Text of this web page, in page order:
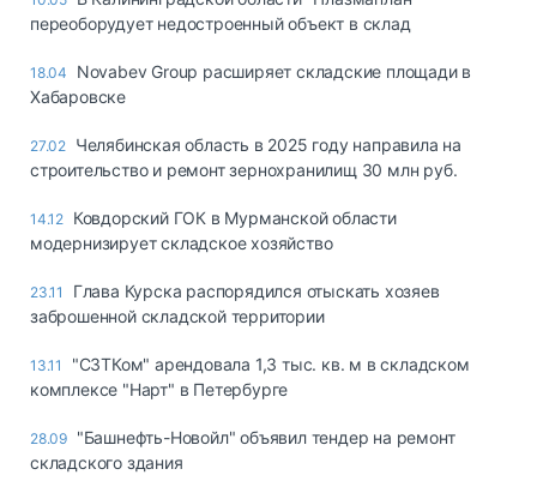
Таможня и ВЭД
грузовые
транспорт
Автосервис,
Топливо, масла и
автохимия
переоборудует недостроенный объект в склад
18.04
Novabev Group расширяет складские площади в
Хабаровске
27.02 Челябинская область в 2025 году направила на
строительство и ремонт зернохранилищ 30 млн руб.
14.12 Ковдорский ГОК в Мурманской области
модернизирует складское хозяйство
23.11
Глава Курска распорядился отыскать хозяев
заброшенной складской территории
13.11
"СЗТКом" арендовала 1,3 тыс. кв. м в складском
комплексе "Нарт" в Петербурге
28.09 "Башнефть-Новойл" объявил тендер на ремонт
складского здания